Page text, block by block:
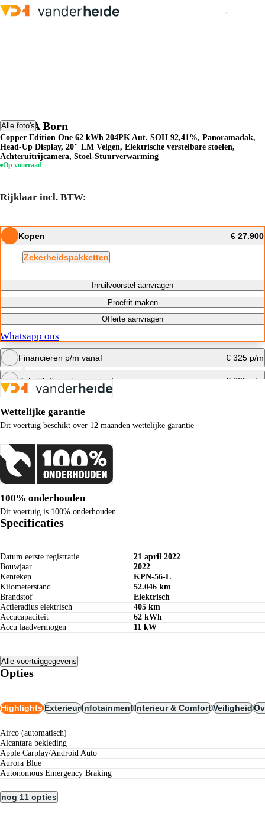
Alle foto's
CUPRA Born
Copper Edition One 62 kWh 204PK Aut. SOH 92,41%, Panoramadak,
Head-Up Display, 20" LM Velgen, Elektrische verstelbare stoelen,
Achteruitrijcamera, Stoel-Stuurverwarming
Op voorraad
Rijklaar incl. BTW:
Kopen € 27.900
Zekerheidspakketten
Inruilvoorstel aanvragen
Proefrit maken
Offerte aanvragen
Whatsapp ons
Financieren p/m vanaf € 325 p/m
Bereken maandbedrag
Zakelijk financieren vanaf € 305 p/m
Wettelijke garantie
Dit voertuig beschikt over 12 maanden wettelijke garantie
100% onderhouden
Dit voertuig is 100% onderhouden
Specificaties
Datum eerste registratie
21 april 2022
Bouwjaar
2022
Kenteken
KPN-56-L
Kilometerstand
52.046 km
Brandstof
Elektrisch
Actieradius elektrisch
405 km
Accucapaciteit
62 kWh
Accu laadvermogen
11 kW
Alle voertuiggegevens
Opties
HighlightsExterieurInfotainmentInterieur & ComfortVeiligheid
airco (automatisch)
alcantara bekleding
Apple Carplay/Android Auto
Aurora Blue
Autonomous Emergency Braking
nog 11 opties